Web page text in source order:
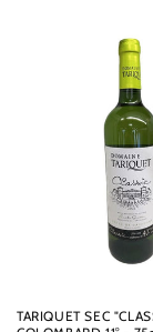
TARIQUET SEC